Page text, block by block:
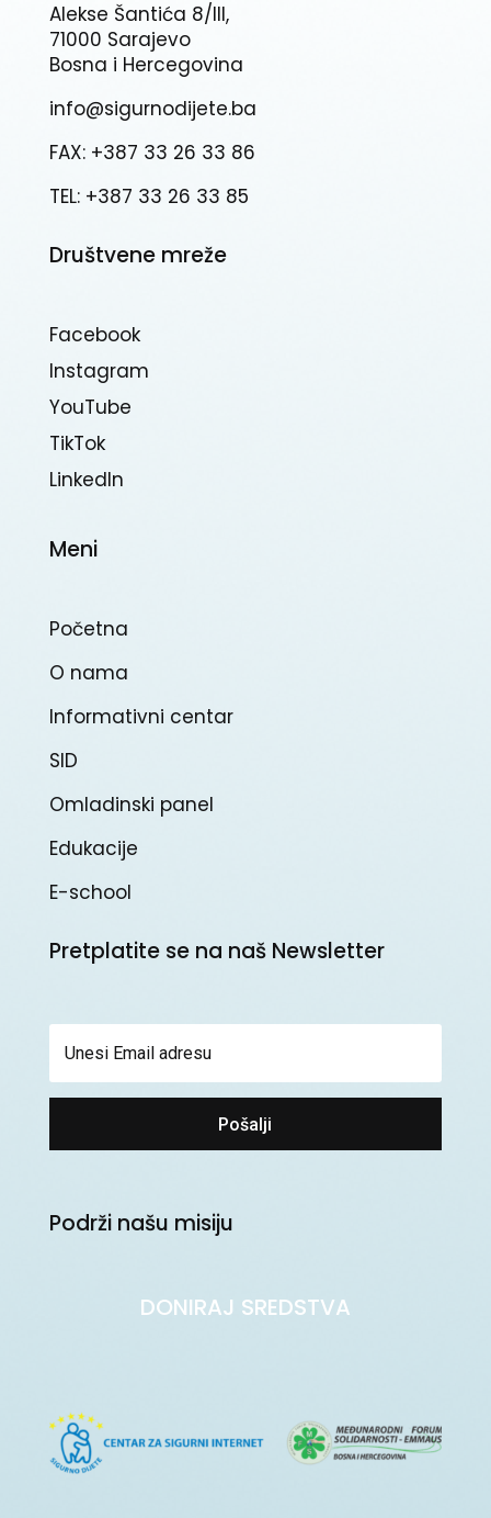
Alekse Šantića 8/III,
71000 Sarajevo
Bosna i Hercegovina
info@sigurnodijete.ba
FAX: +387 33 26 33 86
TEL: +387 33 26 33 85
Društvene mreže
Facebook
Instagram
YouTube
TikTok
Linkedln
Meni
Početna
O nama
Informativni centar
SID
Omladinski panel
Edukacije
E-school
Pretplatite se na naš Newsletter
Pošalji
Podrži našu misiju
DONIRAJ SREDSTVA